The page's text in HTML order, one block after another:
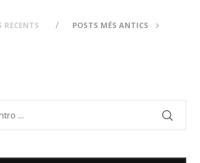
RECENTS POSTS MÉS ANTICS